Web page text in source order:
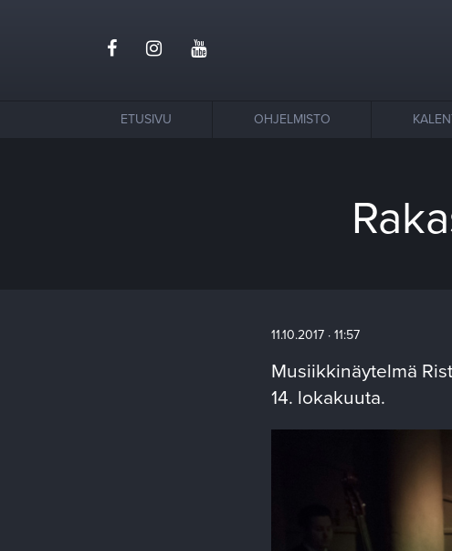
ETUSIVU OHJELMISTO
11.10.2017 · 11:57
Musiikkinäytelmä
14. lokakuuta.